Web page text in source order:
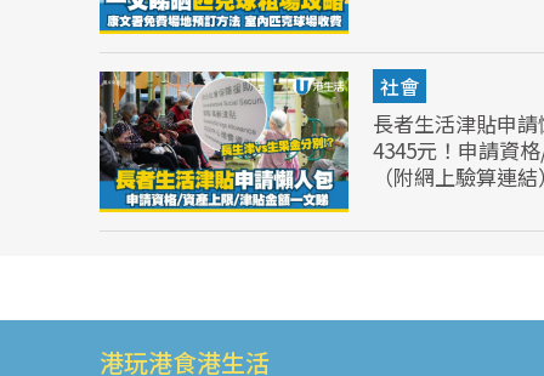
社會
長者生活津貼申
4345元！申請資
（附網上驗算連
港玩港食港生活